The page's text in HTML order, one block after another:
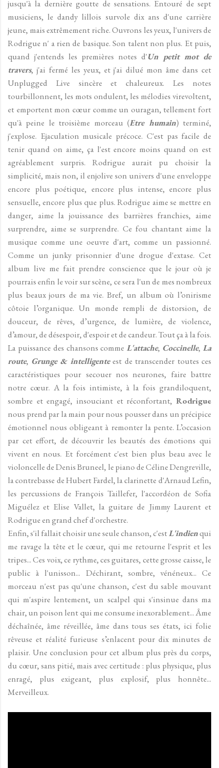
jusqu'à la dernière goutte de sensations. Entouré de sept
musiciens, le dandy lillois survole dix ans d'une carrière
jeune, mais extrêmement riche. Ouvrons les yeux, l'univers de
Rodrigue n' a rien de basique. Son talent non plus. Et puis,
quand j'entends les premières notes d'Un petit mot de
travers, j'ai fermé les yeux, et j'ai dilué mon âme dans cet
Unplugged Live sincère et chaleureux. Les notes
tourbillonnent, les mots ondulent, les mélodies virevoltent,
et emportent mon cœur comme un ouragan, tellement fort
qu'à peine le troisième morceau (Etre humain) terminé,
j'explose. Ejaculation musicale précoce. C'est pas facile de
tenir quand on aime, ça l'est encore moins quand on est
agréablement surpris. Rodrigue aurait pu choisir la
simplicité, mais non, il enjolive son univers d'une enveloppe
encore plus poétique, encore plus intense, encore plus
sensuelle, encore plus que plus. Rodrigue aime se mettre en
danger, aime la jouissance des barrières franchies, aime
surprendre, aime se surprendre. Ce fou chantant aime la
musique comme une oeuvre d'art, comme un passionné.
Comme un junky prisonnier d'une drogue d'extase. Cet
album live me fait prendre conscience que le jour où je
pourrais enfin le voir sur scène, ce sera l'un de mes nombreux
plus beaux jours de ma vie. Bref, un album où l’onirisme
côtoie l’organique. Un monde rempli de distorsion, de
douceur, de rêves, d’urgence, de lumière, de violence,
d’amour, de désespoir, d'espoir et de candeur. Tout ça à la fois.
La puissance des chansons commeL'attache, Coccinelle,La
route, Grunge & intelligenteest de transcender toutes ces
caractéristiques pour secouer nos neurones, faire battre
notre cœur. A la fois intimiste, à la fois grandiloquent,
sombre et engagé, insouciant et réconfortant, Rodrigue
nous prend par la main pour nous pousser dans un précipice
émotionnel nous obligeant à remonter la pente. L’occasion
par cet effort, de découvrir les beautés des émotions qui
vivent en nous. Et forcément c'est bien plus beau avec le
violoncelle de Denis Bruneel, le piano de Céline Dengreville,
la contrebasse de Hubert Fardel, la clarinette d'Arnaud Lefin,
les percussions de François Taillefer, l'accordéon de Sofia
Miguélez et Elise Vallet, la guitare de Jimmy Laurent et
Rodrigue en grand chef d'orchestre.
Enfin, s'il fallait choisir une seule chanson, c'estL'indienqui
me ravage la tête et le cœur, qui me retourne l'esprit et les
tripes... Ces voix, ce rythme, ces guitares, cette grosse caisse, le
public à l'unisson... Déchirant, sombre, vénéneux... Ce
morceau n'est pas qu'une chanson, c'est du sable mouvant
qui m'aspire lentement, un scalpel qui s'insinue dans ma
chair, un poison lent qui me consume inexorablement... Âme
déchaînée, âme réveillée, âme dans tous ses états, ici folie
rêveuse et réalité furieuse s’enlacent pour dix minutes de
plaisir. Une conclusion pour cet album plus près du corps,
du cœur, sans pitié, mais avec certitude : plus physique, plus
enragé, plus exigeant, plus explosif, plus honnête...
Merveilleux.